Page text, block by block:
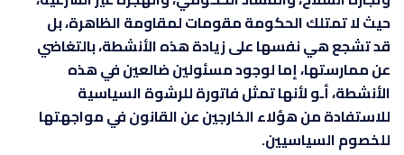
حيث لا تمتلك الحكومة مقومات لمقاومة الظاهرة، بل
قد تشجع هي نفسها على زيادة هذه الأنشطة، بالتغاضي
عن ممارستها، إما لوجود مسئولين ضالعين في هذه
الأنشطة، أـو لأنها تمثل فاتورة للرشوة السياسية
للاستفادة من هؤلاء الخارجين عن القانون في مواجهتها
للخصوم السياسيين.